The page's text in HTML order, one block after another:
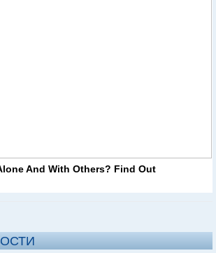
And With Others? Find Out